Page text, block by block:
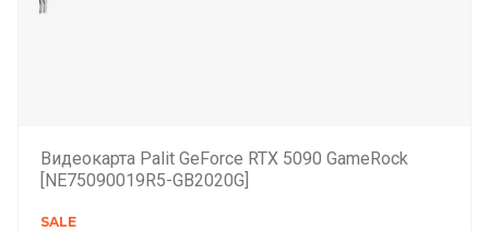
Видеокарта Palit GeForce RTX 5090 GameRock
[NE75090019R5-GB2020G]
SALE